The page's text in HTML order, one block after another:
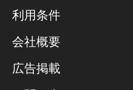
利用条件
会社概要
広告掲載